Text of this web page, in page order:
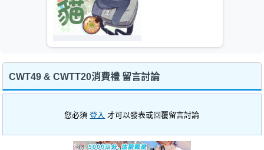
CWT49 & CWTT20消費禮 留言討論
您必須登入 才可以發表或回覆留言討論